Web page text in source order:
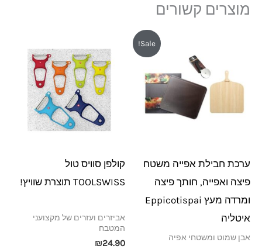
מוצרים קשורים
Sale!
ערכת חבילת אפייה משטח
פיצה ואפייה, חותך פיצה
ומרדה מעץ Eppicotispai
איטליה
אבן שמוט ומשטחי אפיה
₪349.
הוא:
₪299.
קולפן סוויס טול
TOOLSWISS תוצרת שוויץ!
אביזרים ועזרים של מקצועני
המטבח
₪24.90